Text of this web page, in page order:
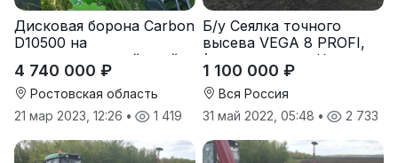
Дисковая борона Carbon
D10500 на
подпружиненной стойке
(3D)
4 740 000 ₽
Ростовская область
21 мар 2023, 12:26 • 1 419
Б/у Сеялка точного
высева VEGA 8 PROFI,
(производство Червона
Зирка), 2016 г., в
отличном состоянии
1 100 000 ₽
Вся Россия
31 май 2022, 05:48 • 2 733